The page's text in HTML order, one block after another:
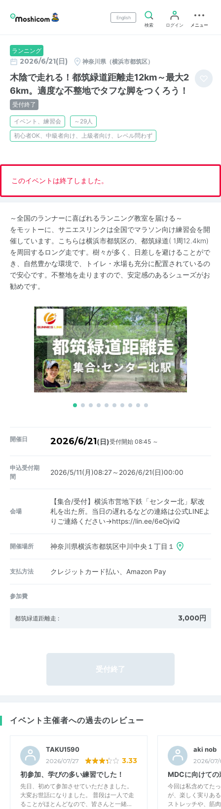
English
検索
ログイン メニュー
ランニング
2026/6/21(日) 神奈川県（横浜市都筑区）
木陰で走れる！都筑緑道距離走12km～最大2
6km。適度な不整地でタフな脚をつくろう！
受付終了
イベント、練習会
～29人
初心者OK、中級者向け、上級者向け、レベル問わず
このイベントは終了しました。
～全国のランナーに喜ばれるランニング教室を届ける～
をモットーに、サニエスリンクは全国でマラソン向け練習会を開
催しています。こちらは横浜市都筑区の、都筑緑道( 1周12.4km)
を周回するロング走です。樹々が多く、日差しを避けることがで
き、自然豊かな環境で、トイレ・水場も充分に配置されているの
で安心です。不整地を走りますので、安定感のあるシューズがお
勧めです。
開催日 2026/6/21(日)受付開始 08:45 ～
申込受付期
間
2026/5/11(月)08:27～2026/6/21(日)00:00
会場
【集合/受付】横浜市営地下鉄「センター北」駅改
札を出た所。当日の遅れるなどの連絡は公式LINEよ
りご連絡ください→https://lin.ee/6eOjviQ
開催場所 神奈川県横浜市都筑区中川中央１丁目１
支払方法 クレジットカード払い、Amazon Pay
参加費
都筑緑道距離走 : 3,000円
受付終了
イベント主催者への過去のレビュー
TAKU1590
2026/07/27 3.33
初参加、学びの多い練習でした！
先日、初めて参加させていただきました。
大変お世話になりました。 普段は一人で走
ることがほとんどなので、皆さんと一緒…
aki nob
2026/
MDCに向けての
今回は私含めてた
が、楽しく実りあ
ストレッチや、筋